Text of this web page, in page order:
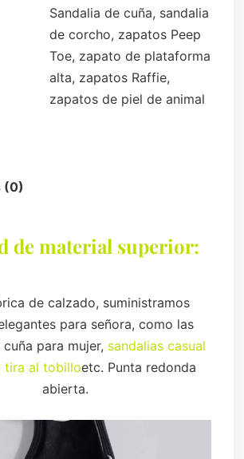
Sandalia de cuña, sandalia
de corcho, zapatos Peep
Toe, zapato de plataforma
alta, zapatos Raffie,
zapatos de piel de animal
(0)
de material superior:
de calzado, suministramos
para señora, como las
para mujer, sandalias casual
tira al tobilloetc. Punta redonda
abierta.